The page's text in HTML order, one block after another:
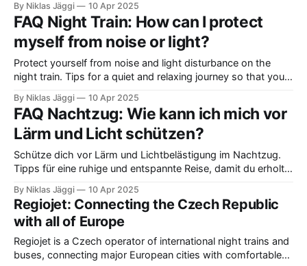
By Niklas Jäggi 10 Apr 2025
FAQ Night Train: How can I protect
myself from noise or light?
Protect yourself from noise and light disturbance on the
night train. Tips for a quiet and relaxing journey so that you
By Niklas Jäggi 10 Apr 2025
FAQ Nachtzug: Wie kann ich mich vor
Lärm und Licht schützen?
Schütze dich vor Lärm und Lichtbelästigung im Nachtzug.
Tipps für eine ruhige und entspannte Reise, damit du erholt
By Niklas Jäggi 10 Apr 2025
Regiojet: Connecting the Czech Republic
with all of Europe
Regiojet is a Czech operator of international night trains and
buses, connecting major European cities with comfortable